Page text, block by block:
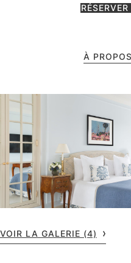
À PROPOS
VOIR LA GALERIE (4)